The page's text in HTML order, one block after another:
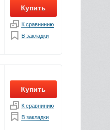
Купить
К сравнинию
В закладки
Купить
К сравнинию
В закладки